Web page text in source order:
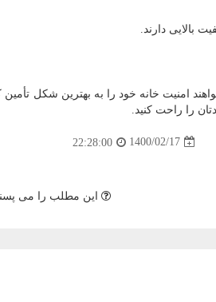
بالایی دارند.
خانه خود را به بهترین شکل تأمین
را راحت کنید.
1400/02/17
22:28:00
این مطلب را می